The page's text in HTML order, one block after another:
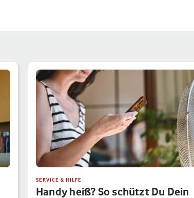
SERVICE & HILFE
Handy heiß? So schützt Du Dein